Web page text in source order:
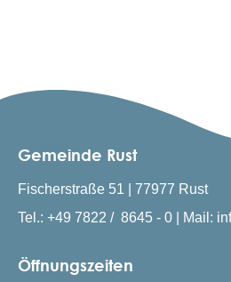
Gemeinde Rust
Fischerstraße 51 | 77977 Rust
Tel.: +49 7822 / 8645 - 0 | Mail:
Öffnungszeiten